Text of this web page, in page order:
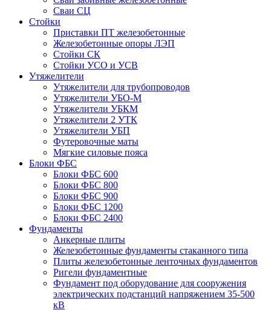
Сваи СЦ
Стойки
Приставки ПТ железобетонные
Железобетонные опоры ЛЭП
Стойки СК
Стойки УСО и УСВ
Утяжелители
Утяжелители для трубопроводов
Утяжелители УБО-М
Утяжелители УБКМ
Утяжелители 2 УТК
Утяжелители УБП
Футеровочные маты
Мягкие силовые пояса
Блоки ФБС
Блоки ФБС 600
Блоки ФБС 800
Блоки ФБС 900
Блоки ФБС 1200
Блоки ФБС 2400
Фундаменты
Анкерные плиты
Железобетонные фундаменты стаканного типа
Плиты железобетонные ленточных фундаментов
Ригели фундаментные
Фундамент под оборудование для сооружения
электрических подстанций напряжением 35-500
кВ